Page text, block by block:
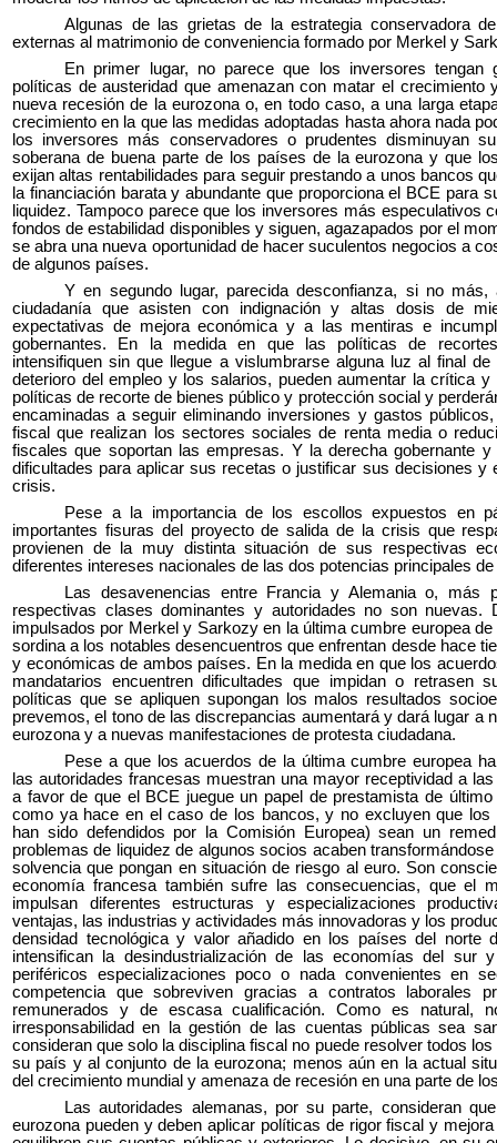
Algunas de las grietas de la estrategia conservadora
externas al matrimonio de conveniencia formado por Merkel y
En primer lugar, no parece que los inversores tengan
políticas de austeridad que amenazan con matar el crecimiento
nueva recesión de la eurozona o, en todo caso, a una larga
crecimiento en la que las medidas adoptadas hasta ahora nada
los inversores más conservadores o prudentes disminuyan
soberana de buena parte de los países de la eurozona y que
exijan altas rentabilidades para seguir prestando a unos bancos
la financiación barata y abundante que proporciona el BCE para
liquidez. Tampoco parece que los inversores más especulativos
fondos de estabilidad disponibles y siguen, agazapados por el
se abra una nueva oportunidad de hacer suculentos negocios a
de algunos países.
Y en segundo lugar, parecida desconfianza, si no más,
ciudadanía que asisten con indignación y altas dosis de
expectativas de mejora económica y a las mentiras e
gobernantes. En la medida en que las políticas de
intensifiquen sin que llegue a vislumbrarse alguna luz al final
deterioro del empleo y los salarios, pueden aumentar la crítica
políticas de recorte de bienes público y protección social y
encaminadas a seguir eliminando inversiones y gastos
fiscal que realizan los sectores sociales de renta media o
fiscales que soportan las empresas. Y la derecha gobernante
dificultades para aplicar sus recetas o justificar sus decisiones y
crisis.
Pese a la importancia de los escollos expuestos en
importantes fisuras del proyecto de salida de la crisis que
provienen de la muy distinta situación de sus respectivas
diferentes intereses nacionales de las dos potencias principales
Las desavenencias entre Francia y Alemania o, más
respectivas clases dominantes y autoridades no son nuevas.
impulsados por Merkel y Sarkozy en la última cumbre europea
sordina a los notables desencuentros que enfrentan desde hace
y económicas de ambos países. En la medida en que los
mandatarios encuentren dificultades que impidan o retrasen
políticas que se apliquen supongan los malos resultados
prevemos, el tono de las discrepancias aumentará y dará lugar a
eurozona y a nuevas manifestaciones de protesta ciudadana.
Pese a que los acuerdos de la última cumbre europea
las autoridades francesas muestran una mayor receptividad a
a favor de que el BCE juegue un papel de prestamista de
como ya hace en el caso de los bancos, y no excluyen que los
han sido defendidos por la Comisión Europea) sean un
problemas de liquidez de algunos socios acaben
solvencia que pongan en situación de riesgo al euro. Son
economía francesa también sufre las consecuencias, que el
impulsan diferentes estructuras y especializaciones
ventajas, las industrias y actividades más innovadoras y los
densidad tecnológica y valor añadido en los países del norte
intensifican la desindustrialización de las economías del sur
periféricos especializaciones poco o nada convenientes en
competencia que sobreviven gracias a contratos laborales
remunerados y de escasa cualificación. Como es natural,
irresponsabilidad en la gestión de las cuentas públicas sea
consideran que solo la disciplina fiscal no puede resolver todos
su país y al conjunto de la eurozona; menos aún en la actual
del crecimiento mundial y amenaza de recesión en una parte de
Las autoridades alemanas, por su parte, consideran
eurozona pueden y deben aplicar políticas de rigor fiscal y